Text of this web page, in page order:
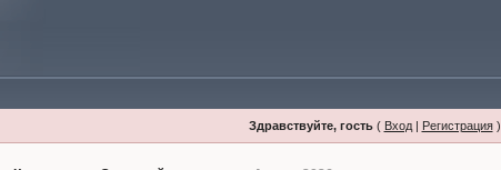
Здравствуйте, гость( Вход| Регистрация)